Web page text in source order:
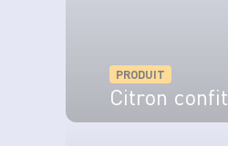
PRODUIT
Citron confit